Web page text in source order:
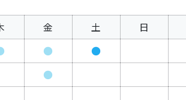
金 土 日
● ●
●